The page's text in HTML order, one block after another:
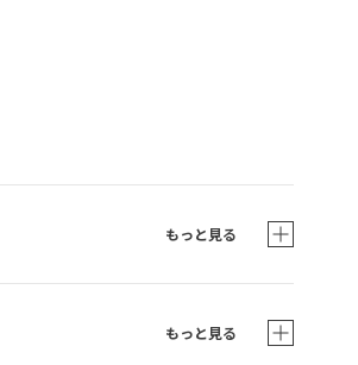
もっと見る
もっと見る